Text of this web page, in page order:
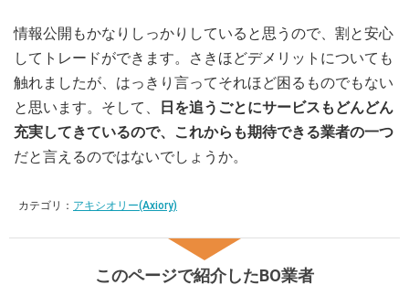
情報公開もかなりしっかりしていると思うので、割と安心
してトレードができます。さきほどデメリットについても
触れましたが、はっきり言ってそれほど困るものでもない
と思います。そして、
日を追うごとにサービスもどんどん
充実してきているので、これからも期待できる業者の一つ
だと言えるのではないでしょうか。
カテゴリ： アキシオリー(Axiory)
このページで紹介したBO業者